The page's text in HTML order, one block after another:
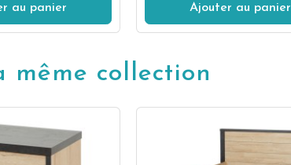
au panier Ajouter au panier
même collection